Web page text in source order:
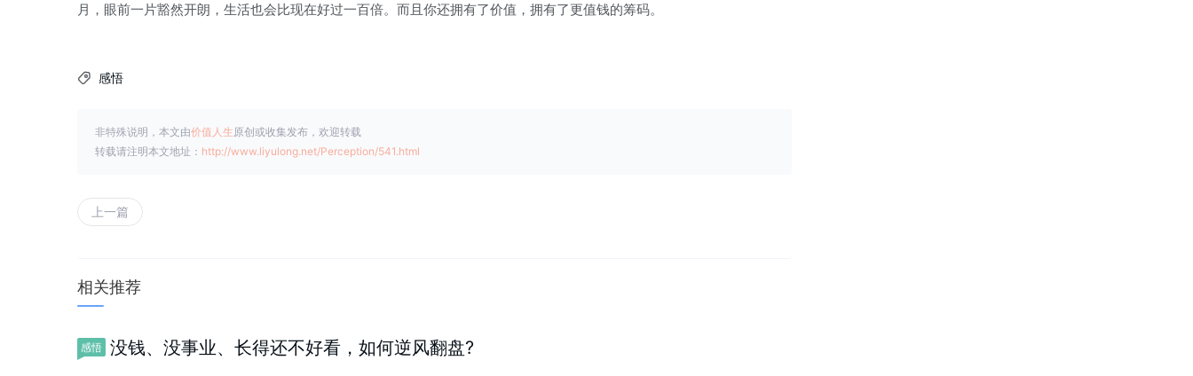
月，眼前一片豁然开朗，生活也会比现在好过一百倍。而且你还拥有了价值，拥有了更值钱的筹码。
 感悟
非特殊说明，本文由价值人生原创或收集发布，欢迎转载
转载请注明本文地址： http://www.liyulong.net/Perception/541.html
上一篇
相关推荐
感悟 没钱、没事业、长得还不好看，如何逆风翻盘?